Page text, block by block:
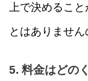
上で決めるこ
とはありません
5. 料金はどの